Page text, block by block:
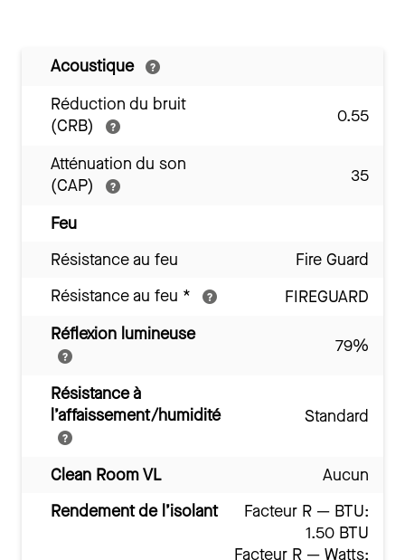
Acoustique
Réduction du bruit
(CRB)
0.55
Atténuation du son
(CAP)
35
Feu
Résistance au feu
Fire Guard
Résistance au feu *
FIREGUARD
Réflexion lumineuse
79%
Résistance à
l’affaissement/humidité
Standard
Clean Room VL
Aucun
Rendement de l’isolant
Facteur R — BTU:
1.50 BTU
Facteur R — Watts: